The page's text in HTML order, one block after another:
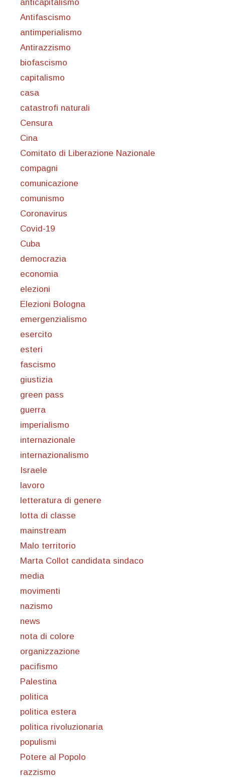
anticapitalismo
Antifascismo
antimperialismo
Antirazzismo
biofascismo
capitalismo
casa
catastrofi naturali
Censura
Cina
Comitato di Liberazione Nazionale
compagni
comunicazione
comunismo
Coronavirus
Covid-19
Cuba
democrazia
economia
elezioni
Elezioni Bologna
emergenzialismo
esercito
esteri
fascismo
giustizia
green pass
guerra
imperialismo
internazionale
internazionalismo
Israele
lavoro
letteratura di genere
lotta di classe
mainstream
Malo territorio
Marta Collot candidata sindaco
media
movimenti
nazismo
news
nota di colore
organizzazione
pacifismo
Palestina
politica
politica estera
politica rivoluzionaria
populismi
Potere al Popolo
razzismo